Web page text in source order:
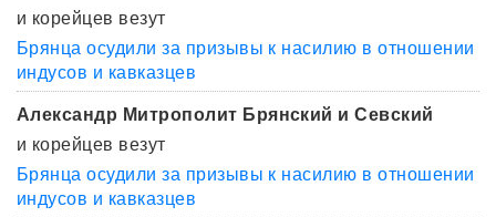
и корейцев везут
Брянца осудили за призывы к насилию в отношении
индусов и кавказцев
Александр Митрополит Брянский и Севский
и корейцев везут
Брянца осудили за призывы к насилию в отношении
индусов и кавказцев